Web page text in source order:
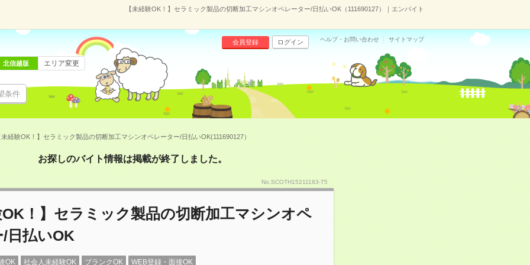
【未経験OK！】セラミック製品の切断加工マシンオペレーター/日払いOK（111690127）｜エンバイト
条件
会員登録 ログイン ヘルプ・お問い合わせ サイトマップ
北信越版 エリア変更
経験OK！】セラミック製品の切断加工マシンオペレーター/日払いOK(111690127）
お探しのバイト情報は掲載が終了しました。
No.SCOTH15211183-T5
！】セラミック製品の切断加工マシンオペ
日払いOK
OK 社会人未経験OK ブランクOK WEB登録・面接OK